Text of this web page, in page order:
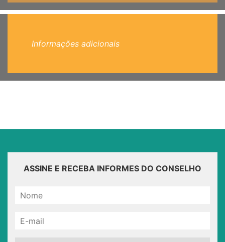
Informações adicionais
ASSINE E RECEBA INFORMES DO CONSELHO